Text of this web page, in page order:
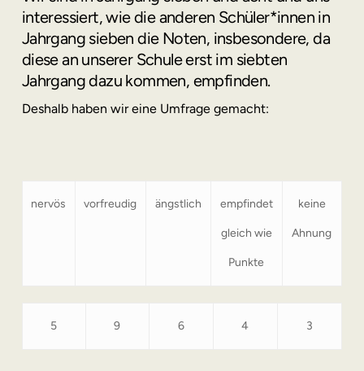
interessiert, wie die anderen Schüler*innen in
Jahrgang sieben die Noten, insbesondere, da
diese an unserer Schule erst im siebten
Jahrgang dazu kommen, empfinden.
Deshalb haben wir eine Umfrage gemacht:
nervös vorfreudig ängstlich empfindet
gleich wie
Punkte
keine
Ahnung
5 9 6 4 3